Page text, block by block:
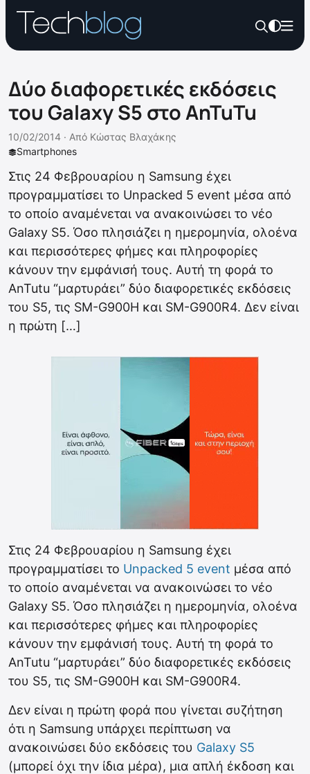
Δύο διαφορετικές εκδόσεις
του Galaxy S5 στο AnTuTu
Smartphones
10/02/2014 · Από Κώστας Βλαχάκης
Στις 24 Φεβρουαρίου η Samsung έχει
προγραμματίσει το Unpacked 5 event μέσα από
το οποίο αναμένεται να ανακοινώσει το νέο
Galaxy S5. Όσο πλησιάζει η ημερομηνία, ολοένα
και περισσότερες φήμες και πληροφορίες
κάνουν την εμφάνισή τους. Αυτή τη φορά το
AnTutu “μαρτυράει” δύο διαφορετικές εκδόσεις
του S5, τις SM-G900H και SM-G900R4. Δεν είναι
η πρώτη […]
Στις 24 Φεβρουαρίου η Samsung έχει
προγραμματίσει το Unpacked 5 event μέσα από
το οποίο αναμένεται να ανακοινώσει το νέο
Galaxy S5. Όσο πλησιάζει η ημερομηνία, ολοένα
και περισσότερες φήμες και πληροφορίες
κάνουν την εμφάνισή τους. Αυτή τη φορά το
AnTutu “μαρτυράει” δύο διαφορετικές εκδόσεις
του S5, τις SM-G900H και SM-G900R4.
Δεν είναι η πρώτη φορά που γίνεται συζήτηση
ότι η Samsung υπάρχει περίπτωση να
ανακοινώσει δύο εκδόσεις του Galaxy S5
(μπορεί όχι την ίδια μέρα), μια απλή έκδοση και